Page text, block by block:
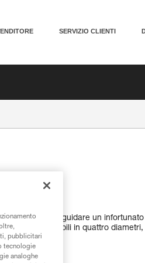
SERVIZIO CLIENTI
consentono di guidare un
Disponibili in quattro
pubblicitari
tecnologie
analoghe